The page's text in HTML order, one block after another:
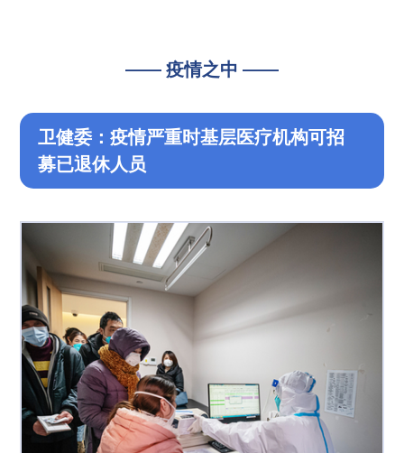
—— 疫情之中 ——
卫健委：疫情严重时基层医疗机构可招
募已退休人员